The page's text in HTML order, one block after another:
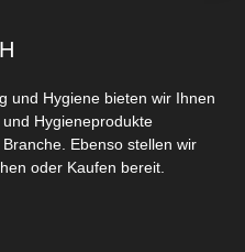
und Hygiene bieten wir Ihnen
Hygieneprodukte
Ebenso stellen wir
oder Kaufen bereit.